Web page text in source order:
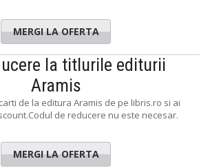
MERGI LA OFERTA
la titlurile editurii
Aramis
de la editura Aramis de pe libris.ro si ai
de reducere nu este necesar.
MERGI LA OFERTA